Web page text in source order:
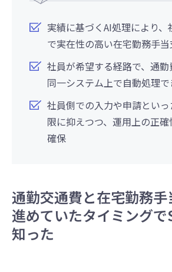
実績に基づくAI処理により、
で実在性の高い在宅勤務手
社員が希望する経路で、通
同一システム上で自動処理
社員側での入力や申請とい
限に抑えつつ、運用上の正
確保
通勤交通費と在宅勤務
進めていたタイミングで
知った